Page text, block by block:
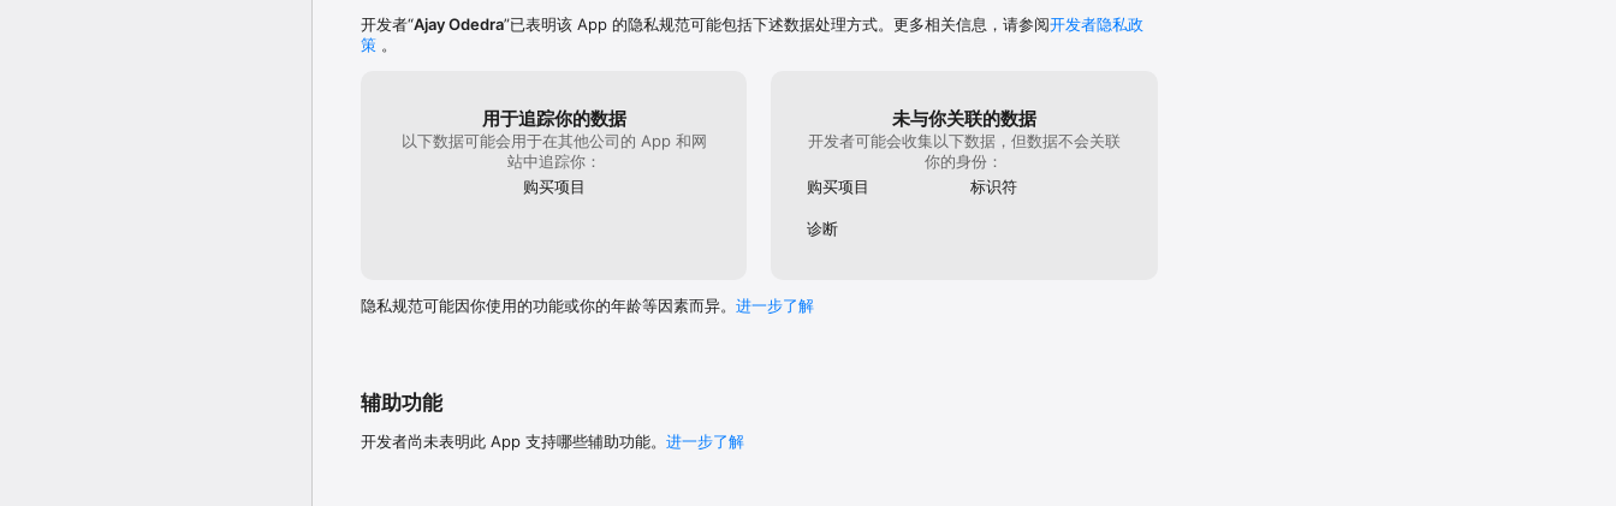
开发者“Ajay Odedra”已表明该 App 的隐私规范可能包括下述数据处理方式。更多相关信息，请参阅开发者隐私政
策 。
用于追踪你的数据
以下数据可能会用于在其他公司的 App 和网
站中追踪你：
购买项目
未与你关联的数据
开发者可能会收集以下数据，但数据不会关联
你的身份：
购买项目
标识符
诊断
隐私规范可能因你使用的功能或你的年龄等因素而异。 进一步了解
辅助功能
开发者尚未表明此 App 支持哪些辅助功能。 进一步了解